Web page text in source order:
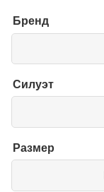
Бренд
Силуэт
Размер